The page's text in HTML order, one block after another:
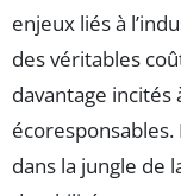
enjeux liés à
des véritables
davantage
écoresponsables.
dans la jungle de